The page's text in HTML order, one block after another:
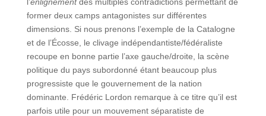
former deux camps antagonistes sur différentes
dimensions. Si nous prenons l’exemple de la Catalogne
et de l’Écosse, le clivage indépendantiste/fédéraliste
recoupe en bonne partie l’axe gauche/droite, la scène
politique du pays subordonné étant beaucoup plus
progressiste que le gouvernement de la nation
dominante. Frédéric Lordon remarque à ce titre qu’il est
parfois utile pour un mouvement séparatiste de